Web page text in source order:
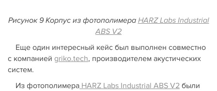
Рисунок 9 Корпус из фотополимера HARZ Labs Industrial
ABS V2
Еще один интересный кейс был выполнен совместно
с компанией griko.tech, производителем акустических
систем.
Из фотополимера HARZ Labs Industrial ABS V2 были